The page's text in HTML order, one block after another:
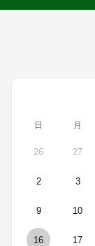
日 月
26 27
2 3
9 10
16 17